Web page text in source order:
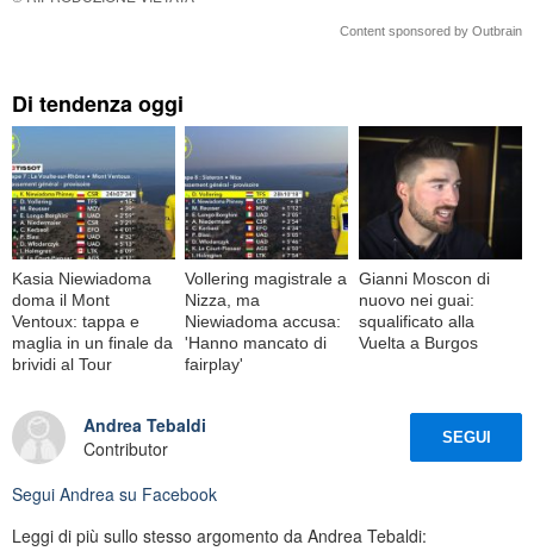
Content sponsored by Outbrain
Di tendenza oggi
Kasia Niewiadoma
doma il Mont
Ventoux: tappa e
maglia in un finale da
brividi al Tour
Vollering magistrale a
Nizza, ma
Niewiadoma accusa:
'Hanno mancato di
fairplay'
Gianni Moscon di
nuovo nei guai:
squalificato alla
Vuelta a Burgos
Andrea Tebaldi
Contributor
SEGUI
Segui Andrea su Facebook
Leggi di più sullo stesso argomento da Andrea Tebaldi: